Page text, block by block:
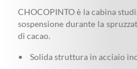
CHOCOPINTO è la cabina
sospensione durante la
di cacao.
• Solida struttura in acciaio